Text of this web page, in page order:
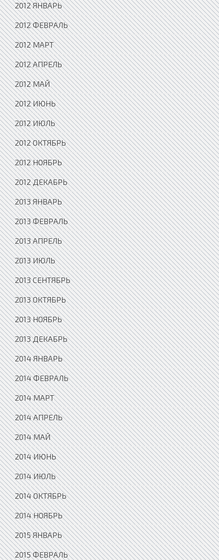
2012 ЯНВАРЬ
2012 ФЕВРАЛЬ
2012 МАРТ
2012 АПРЕЛЬ
2012 МАЙ
2012 ИЮНЬ
2012 ИЮЛЬ
2012 ОКТЯБРЬ
2012 НОЯБРЬ
2012 ДЕКАБРЬ
2013 ЯНВАРЬ
2013 ФЕВРАЛЬ
2013 АПРЕЛЬ
2013 ИЮЛЬ
2013 СЕНТЯБРЬ
2013 ОКТЯБРЬ
2013 НОЯБРЬ
2013 ДЕКАБРЬ
2014 ЯНВАРЬ
2014 ФЕВРАЛЬ
2014 МАРТ
2014 АПРЕЛЬ
2014 МАЙ
2014 ИЮНЬ
2014 ИЮЛЬ
2014 ОКТЯБРЬ
2014 НОЯБРЬ
2015 ЯНВАРЬ
2015 ФЕВРАЛЬ